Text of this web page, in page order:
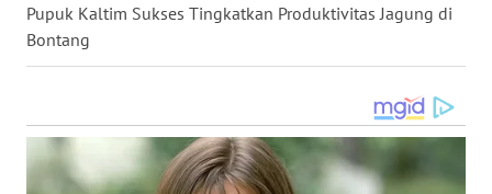
Pupuk Kaltim Sukses Tingkatkan Produktivitas Jagung di
Bontang
BENGKULU
JATENG